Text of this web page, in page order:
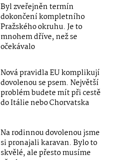
Byl zveřejněn termín
dokončení kompletního
Pražského okruhu. Je to
mnohem dříve, než se
očekávalo
Nová pravidla EU komplikují
dovolenou se psem. Největší
problém budete mít při cestě
do Itálie nebo Chorvatska
Na rodinnou dovolenou jsme
si pronajali karavan. Bylo to
skvělé, ale přesto musíme